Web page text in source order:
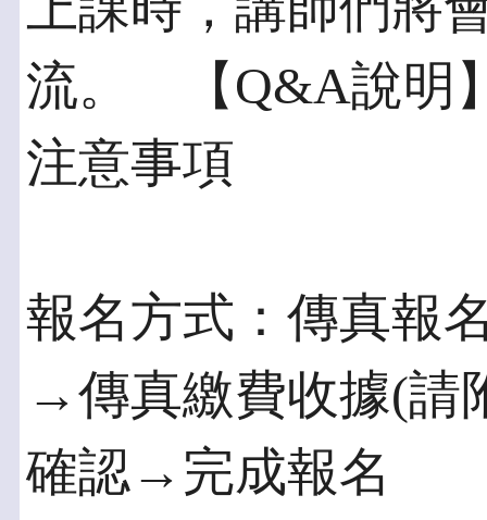
流。 【Q&A說明
注意事項
報名方式：傳真報
→傳真繳費收據(請
確認→完成報名